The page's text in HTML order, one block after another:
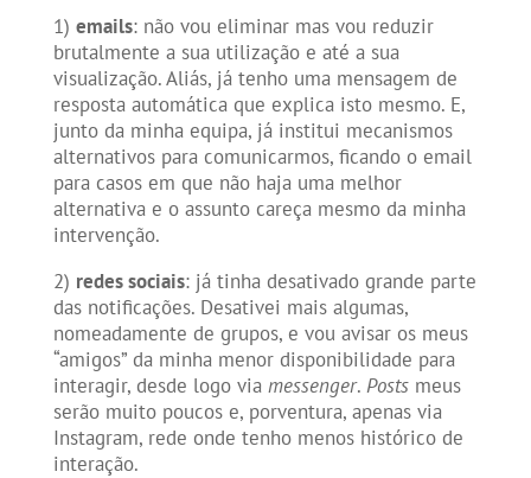
1) emails: não vou eliminar mas vou reduzir
brutalmente a sua utilização e até a sua
visualização. Aliás, já tenho uma mensagem de
resposta automática que explica isto mesmo. E,
junto da minha equipa, já institui mecanismos
alternativos para comunicarmos, ficando o email
para casos em que não haja uma melhor
alternativa e o assunto careça mesmo da minha
intervenção.
2) redes sociais: já tinha desativado grande parte
das notificações. Desativei mais algumas,
nomeadamente de grupos, e vou avisar os meus
“amigos” da minha menor disponibilidade para
interagir, desde logo via messenger. Postsmeus
serão muito poucos e, porventura, apenas via
Instagram, rede onde tenho menos histórico de
interação.